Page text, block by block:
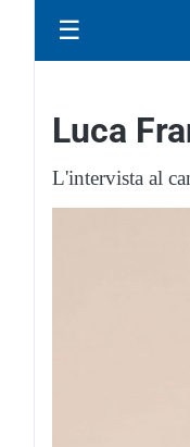
☰
Luca
L'intervista al